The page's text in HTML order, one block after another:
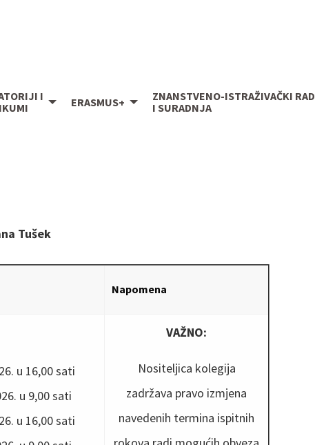
I
ERASMUS+
ZNANSTVENO-ISTRAŽIVAČKI RAD
I SURADNJA
Tušek
Napomena
u 16,00 sati
u 9,00 sati
u 16,00 sati
VAŽNO:
Nositeljica kolegija
zadržava pravo izmjena
navedenih termina ispitnih